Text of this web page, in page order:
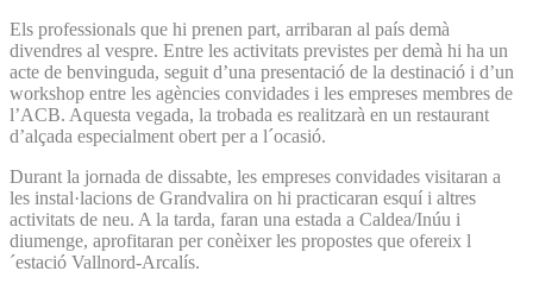
Els professionals que hi prenen part, arribaran al país demà
divendres al vespre. Entre les activitats previstes per demà hi ha un
acte de benvinguda, seguit d’una presentació de la destinació i d’un
workshop entre les agències convidades i les empreses membres de
l’ACB. Aquesta vegada, la trobada es realitzarà en un restaurant
d’alçada especialment obert per a l´ocasió.
Durant la jornada de dissabte, les empreses convidades visitaran a
les instal·lacions de Grandvalira on hi practicaran esquí i altres
activitats de neu. A la tarda, faran una estada a Caldea/Inúu i
diumenge, aprofitaran per conèixer les propostes que ofereix l
´estació Vallnord-Arcalís.